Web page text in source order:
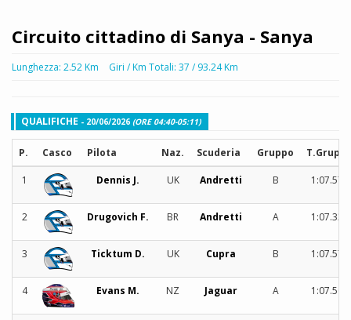
Circuito cittadino di Sanya - Sanya
Lunghezza: 2.52 Km Giri / Km Totali: 37 / 93.24 Km
QUALIFICHE - 20/06/2026 (ORE 04:40-05:11)
P. Casco Pilota Naz. Scuderia Gruppo
1 Dennis J. UK Andretti B 1:07.579
2 Drugovich F. BR Andretti A 1:07.337
3 Ticktum D. UK Cupra B 1:07.576
4 Evans M. NZ Jaguar A 1:07.504